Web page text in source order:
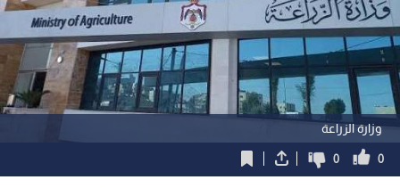
وزارة الزراعة
0
0